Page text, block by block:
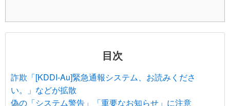
目次
詐欺「[KDDI-Au]緊急通報システム、お読みくださ
い。」などが拡散
偽の「システム警告」「重要なお知らせ」に注意